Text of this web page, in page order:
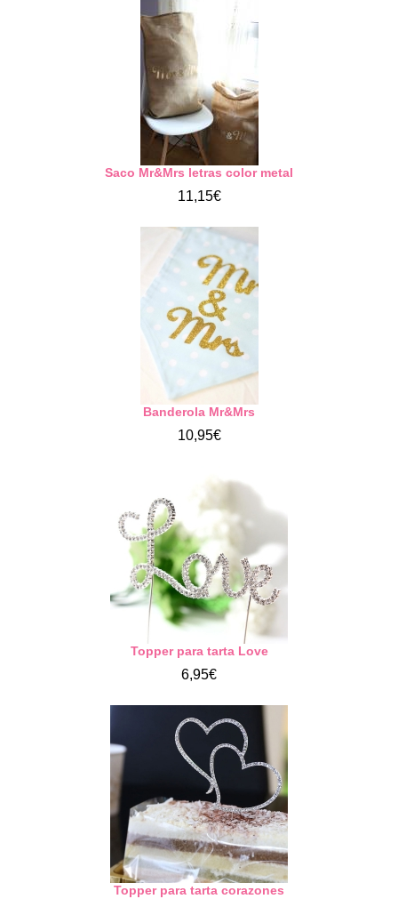
Saco Mr&Mrs letras color metal
11,15€
Banderola Mr&Mrs
10,95€
Topper para tarta Love
6,95€
Topper para tarta corazones